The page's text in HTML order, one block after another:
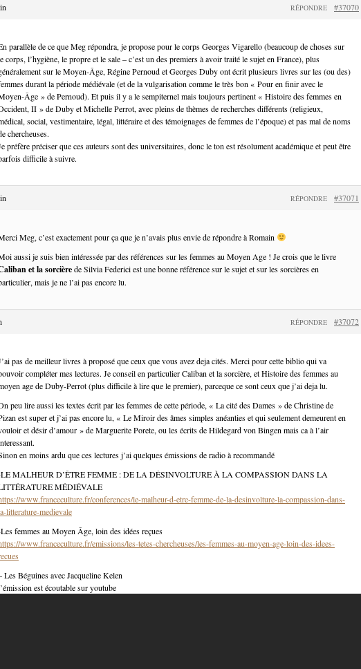
#37070
RÉPONDRE
parallèle de ce que Meg répondra, je propose pour le corps Georges Vigarello (beaucoup de choses sur
corps, l’hygiène, le propre et le sale – c’est un des premiers à avoir traité le sujet en France), plus
sur le Moyen-Âge, Régine Pernoud et Georges Duby ont écrit plusieurs livres sur les (ou des)
durant la période médiévale (et de la vulgarisation comme le très bon « Pour en finir avec le
Âge » de Pernoud). Et puis il y a le sempiternel mais toujours pertinent « Histoire des femmes en
II » de Duby et Michelle Perrot, avec pleins de thèmes de recherches différents (religieux,
social, vestimentaire, légal, littéraire et des témoignages de femmes de l’époque) et pas mal de noms
chercheuses.
préfère préciser que ces auteurs sont des universitaires, donc le ton est résolument académique et peut être
difficile à suivre.
#37071
RÉPONDRE
Meg, c’est exactement pour ça que je n’avais plus envie de répondre à Romain
aussi je suis bien intéressée par des références sur les femmes au Moyen Age ! Je crois que le livre
et la sorcièrede Silvia Federici est une bonne référence sur le sujet et sur les sorcières en
mais je ne l’ai pas encore lu.
#37072
RÉPONDRE
pas de meilleur livres à proposé que ceux que vous avez deja cités. Merci pour cette biblio qui va
compléter mes lectures. Je conseil en particulier Caliban et la sorcière, et Histoire des femmes au
age de Duby-Perrot (plus difficile à lire que le premier), parceque ce sont ceux que j’ai deja lu.
peu lire aussi les textes écrit par les femmes de cette période, « La cité des Dames » de Christine de
est super et j’ai pas encore lu, « Le Miroir des âmes simples anéanties et qui seulement demeurent en
et désir d’amour » de Marguerite Porete, ou les écrits de Hildegard von Bingen mais ca à l’air
en moins ardu que ces lectures j’ai quelques émissions de radio à recommandé
MALHEUR D’ÊTRE FEMME : DE LA DÉSINVOLTURE À LA COMPASSION DANS LA
MÉDIÉVALE
www.franceculture.fr/conferences/le-malheur-d-etre-femme-de-la-desinvolture-la-compassion-dans-
litterature-medievale
femmes au Moyen Âge, loin des idées reçues
www.franceculture.fr/emissions/les-tetes-chercheuses/les-femmes-au-moyen-age-loin-des-idees-
Les Béguines avec Jacqueline Kelen
est écoutable sur youtube